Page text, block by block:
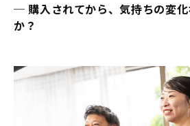
─ 購入されてから、気持ちの変
か？